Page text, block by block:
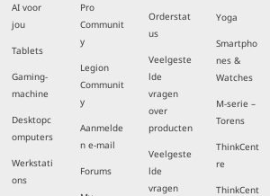
AI voor
jou
Tablets
Gaming-
machine
Desktopc
omputers
Werkstati
ons
Pro
Communit
y
Legion
Communit
y
Aanmelde
n e-mail
Forums
Orderstat
us
Veelgeste
lde
vragen
over
producten
Veelgeste
lde
vragen
Yoga
Smartpho
nes &
Watches
M-serie –
Torens
ThinkCent
re
ThinkCent